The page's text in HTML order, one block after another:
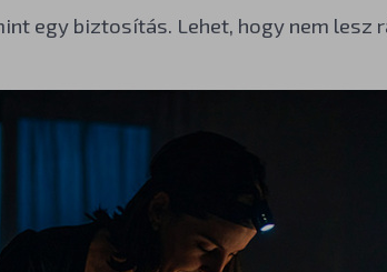
egy biztosítás. Lehet, hogy nem lesz